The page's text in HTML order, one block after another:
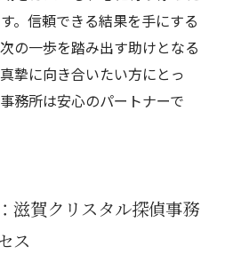
。信頼できる結果を手にする
の一歩を踏み出す助けとなる
摯に向き合いたい方にとっ
務所は安心のパートナーで
滋賀クリスタル探偵事務
ス